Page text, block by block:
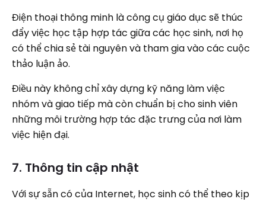
Điện thoại thông minh là công cụ giáo dục sẽ thúc
đẩy việc học tập hợp tác giữa các học sinh, nơi họ
có thể chia sẻ tài nguyên và tham gia vào các cuộc
thảo luận ảo.
Điều này không chỉ xây dựng kỹ năng làm việc
nhóm và giao tiếp mà còn chuẩn bị cho sinh viên
những môi trường hợp tác đặc trưng của nơi làm
việc hiện đại.
7. Thông tin cập nhật
Với sự sẵn có của Internet, học sinh có thể theo kịp